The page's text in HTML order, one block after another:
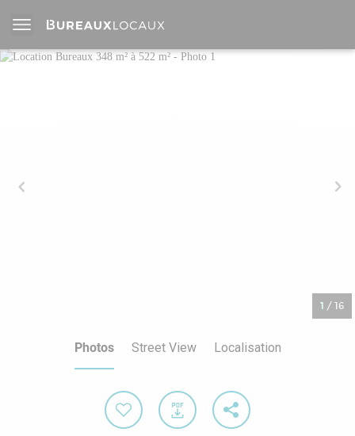
1 / 16
Photos Street View Localisation